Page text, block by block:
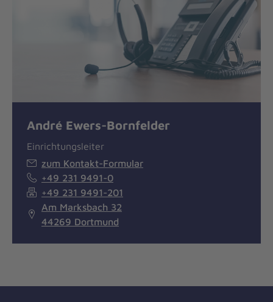
André Ewers-Bornfelder
Einrichtungsleiter
zum Kontakt-Formular
+49 231 9491-0
+49 231 9491-201
Am Marksbach 32
44269 Dortmund